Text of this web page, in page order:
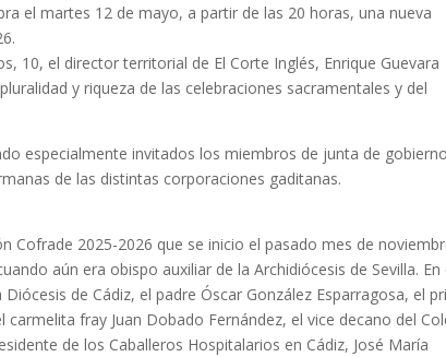
el martes 12 de mayo, a partir de las 20 horas, una nueva
10, el director territorial de El Corte Inglés, Enrique Guevara
y riqueza de las celebraciones sacramentales y del
especialmente invitados los miembros de junta de
de las distintas corporaciones gaditanas.
Cofrade 2025-2026 que se inicio el pasado mes de
aún era obispo auxiliar de la Archidiócesis de Sevilla. En
de Cádiz, el padre Óscar González Esparragosa, el
fray Juan Dobado Fernández, el vice decano del
de los Caballeros Hospitalarios en Cádiz, José María